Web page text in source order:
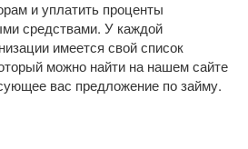
и уплатить проценты
средствами. У каждой
имеется свой список
можно найти на нашем сайте
вас предложение по займу.